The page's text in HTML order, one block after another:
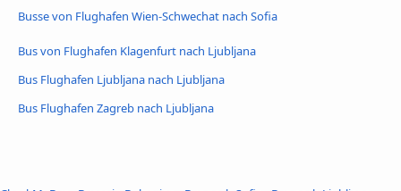
Busse von Flughafen Wien-Schwechat nach Sofia
Bus von Flughafen Klagenfurt nach Ljubljana
Bus Flughafen Ljubljana nach Ljubljana
Bus Flughafen Zagreb nach Ljubljana